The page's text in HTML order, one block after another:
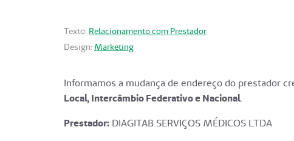
Texto: Relacionamento com Prestador
Design: Marketing
Informamos a mudança de endereço do prestador
Local, Intercâmbio Federativo e Nacional.
Prestador: DIAGITAB SERVIÇOS MÉDICOS LTDA